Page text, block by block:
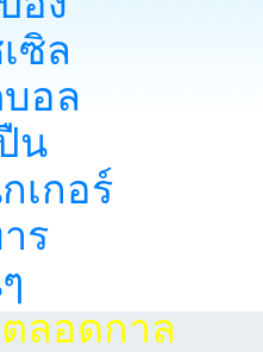
ซิล
อล
น
เกอร์
ร
ลอดกาล